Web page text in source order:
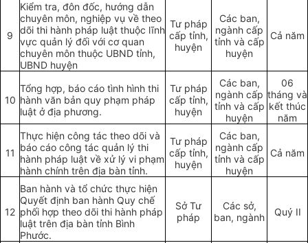
9
Kiểm tra, đôn đốc, hướng dẫn
chuyên môn, nghiệp vụ về theo
dõi thi hành pháp luật thuộc lĩnh
vực quản lý đối với cơ quan
chuyên môn thuộc UBND tỉnh,
UBND huyện
Tư pháp
cấp tỉnh,
huyện
Các ban,
ngành cấp
tỉnh và cấp
huyện
Cả năm
10
Tổng hợp, báo cáo tình hình thi
hành văn bản quy phạm pháp
luật ở địa phương.
Tư pháp
cấp tỉnh,
huyện
Các ban,
ngành cấp
tỉnh và cấp
huyện
06
tháng và
kết thúc
năm
11
Thực hiện công tác theo dõi và
báo cáo công tác quản lý thi
hành pháp luật về xử lý vi phạm
hành chính trên địa bàn tỉnh.
Tư pháp
cấp tỉnh,
huyện
Các ban,
ngành cấp
tỉnh và cấp
huyện
Cả năm
12
Ban hành và tổ chức thực hiện
Quyết định ban hành Quy chế
phối hợp theo dõi thi hành pháp
luật trên địa bàn tỉnh Bình
Phước.
Sở Tư
pháp
Các sở,
ban, ngành
Quý II